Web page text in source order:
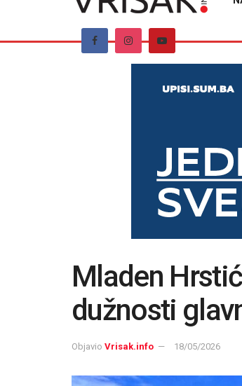
Mladen
dužnosti
Objavio Vrisak.info 18/05/2026